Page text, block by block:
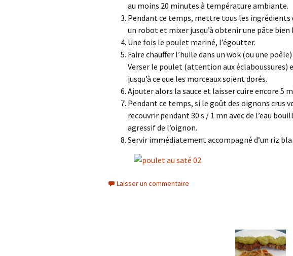
au moins 20 minutes à température ambiante.
Pendant ce temps, mettre tous les ingrédients
un robot et mixer jusqu’à obtenir une pâte bien
Une fois le poulet mariné, l’égoutter.
Faire chauffer l’huile dans un wok (ou une
Verser le poulet (attention aux éclaboussures)
jusqu’à ce que les morceaux soient dorés.
Ajouter alors la sauce et laisser cuire encore 5
Pendant ce temps, si le goût des oignons crus
recouvrir pendant 30 s / 1 mn avec de l’eau
agressif de l’oignon.
Servir immédiatement accompagné d’un riz
Laisser un commentaire